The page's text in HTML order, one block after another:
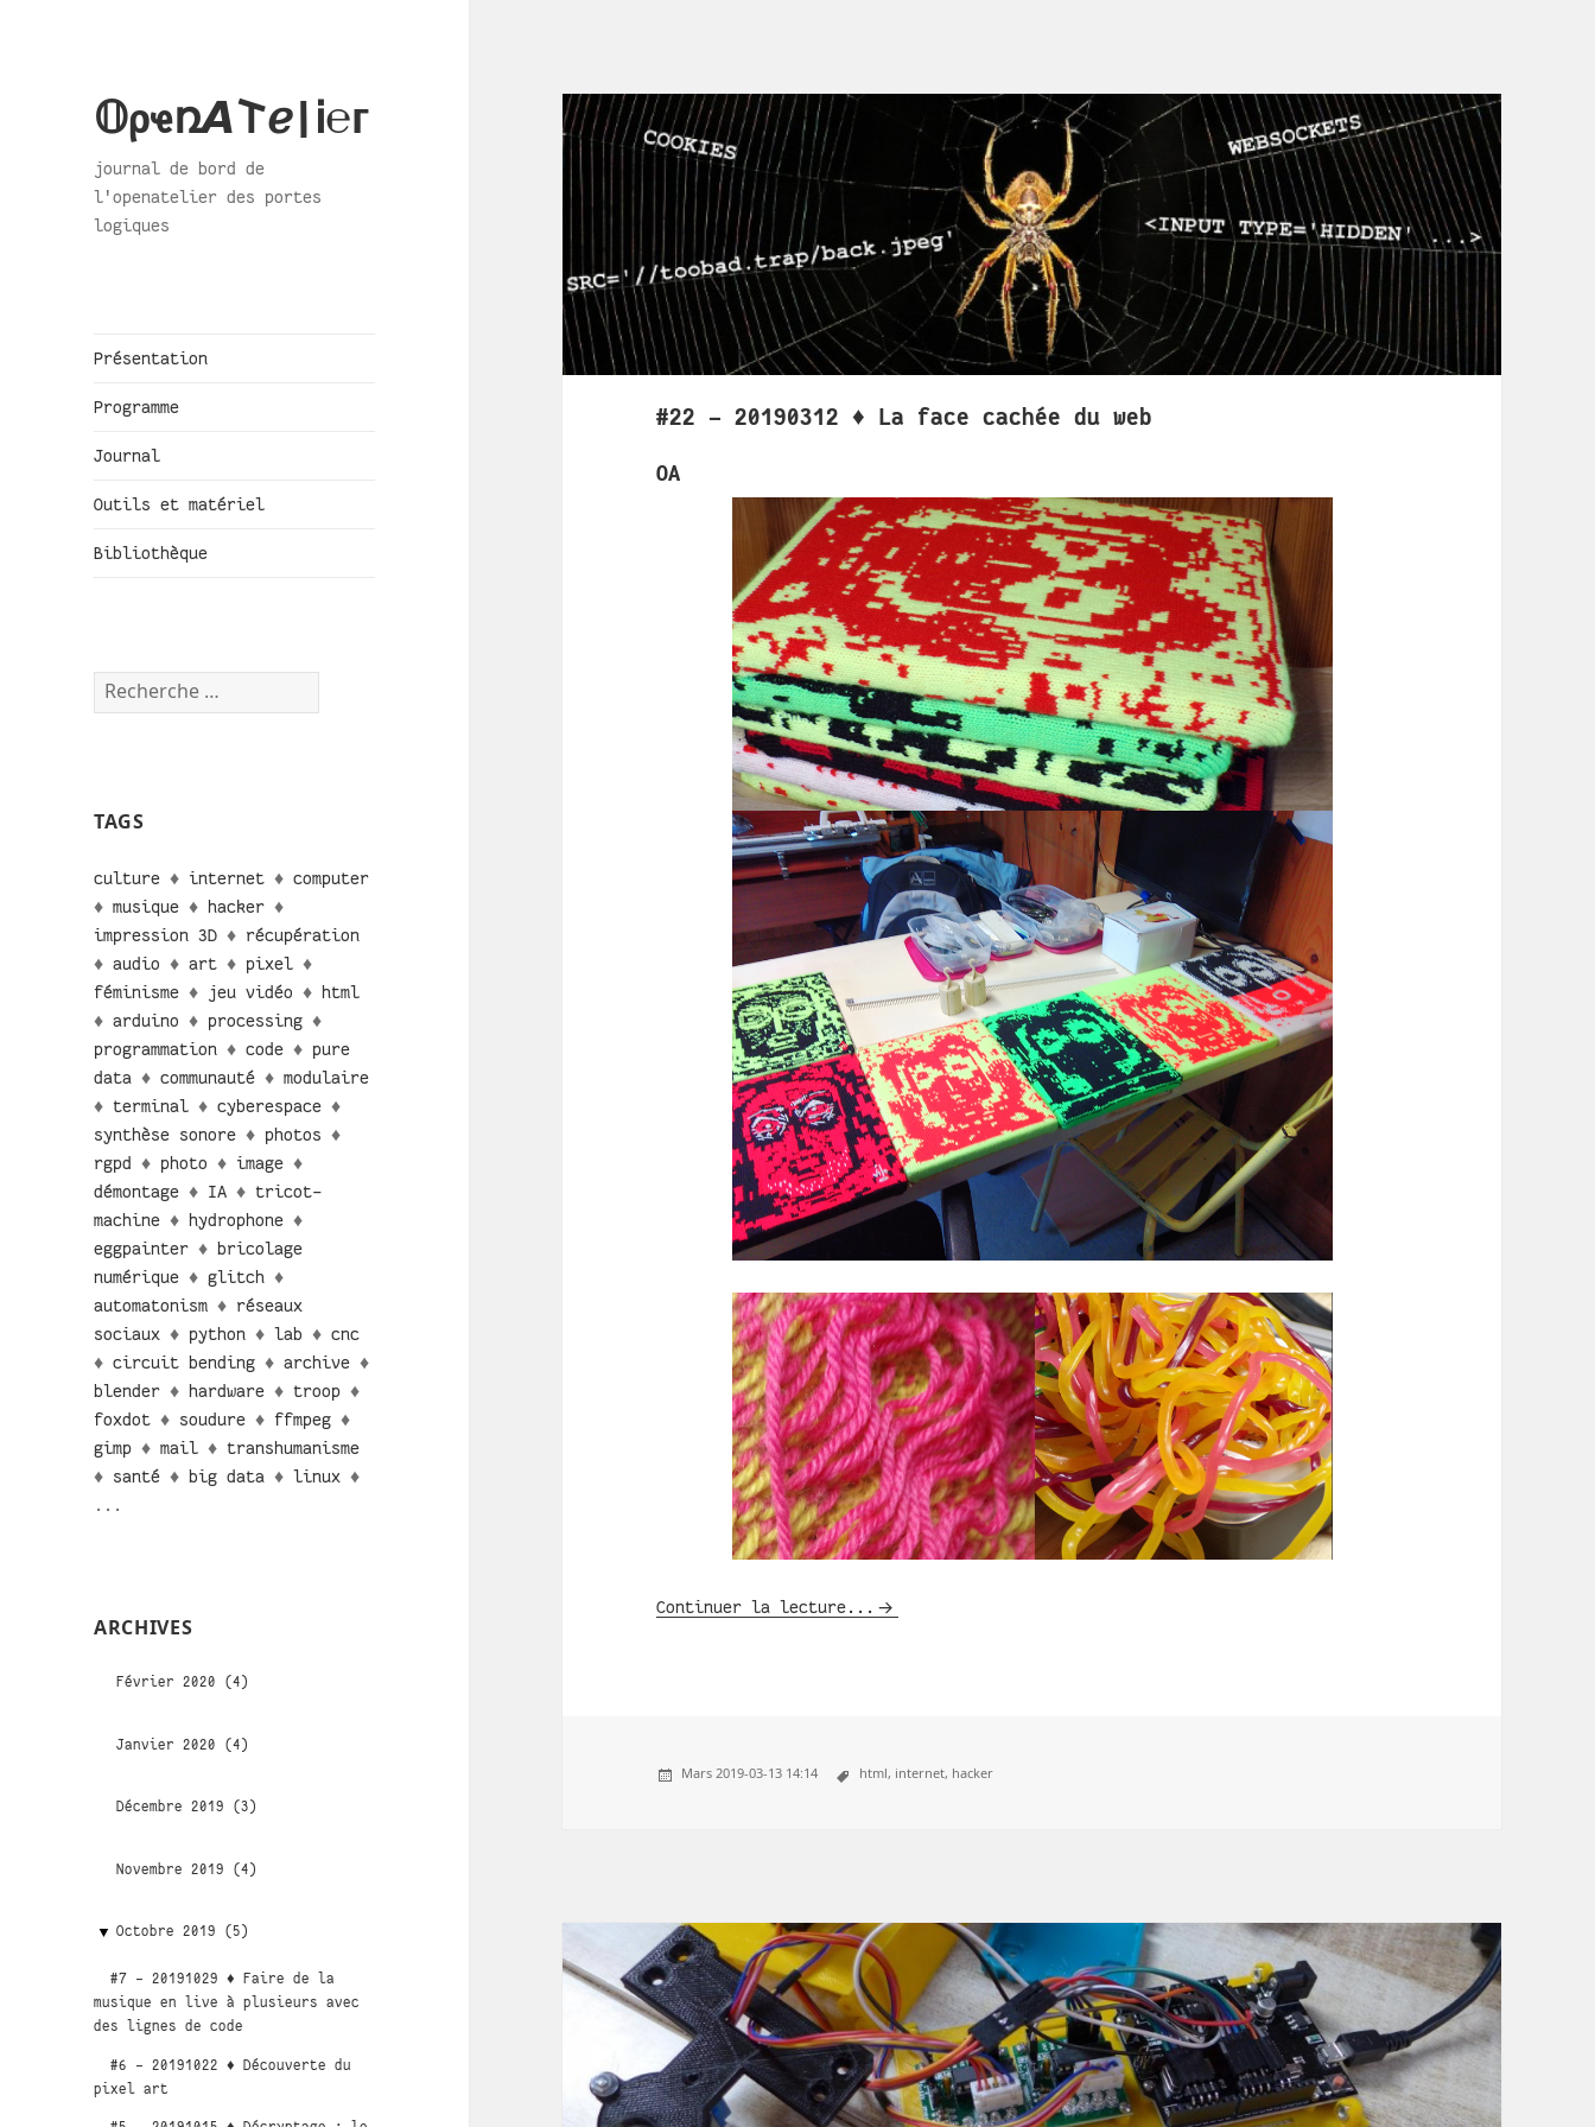
𝕆ρҽռ𝞐𐌕ℯ|Ꭵ℮ᴦ
journal de bord de
l'openatelier des portes
logiques
Présentation
Programme
Journal
Outils et matériel
Bibliothèque
TAGS
culture ♦internet ♦computer
♦musique ♦ hacker ♦
impression 3D ♦ récupération
♦audio ♦art ♦ pixel ♦
féminisme ♦ jeu vidéo ♦
html
♦arduino ♦ processing ♦
programmation ♦code ♦ pure
data ♦communauté ♦modulaire
♦terminal ♦cyberespace ♦
synthèse sonore ♦ photos ♦
rgpd ♦ photo ♦image ♦
démontage ♦ IA ♦tricot-
machine ♦ hydrophone ♦
eggpainter ♦
bricolage
numérique ♦glitch ♦
automatonism ♦ réseaux
sociaux ♦ python ♦lab ♦cnc
♦circuit bending ♦archive ♦
blender ♦ hardware ♦troop ♦
foxdot ♦ soudure ♦ffmpeg ♦
gimp ♦mail ♦transhumanisme
♦ santé ♦ big data ♦linux ♦
...
ARCHIVES
Février 2020 (4)
Janvier 2020 (4)
Décembre 2019 (3)
Novembre 2019 (4)
Octobre 2019 (5)
#7 - 20191029 ♦ Faire de la
musique en live à plusieurs avec
des lignes de code
#6 - 20191022 ♦ Découverte du
pixel art
#22 - 20190312 ♦ La face cachée du web
OA
Continuer la lecture...
Mars 2019-03-13 14:14 html, internet, hacker